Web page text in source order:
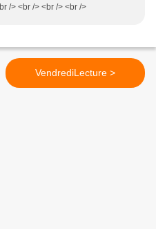
/> <br /> <br /> <br />
VendrediLecture >